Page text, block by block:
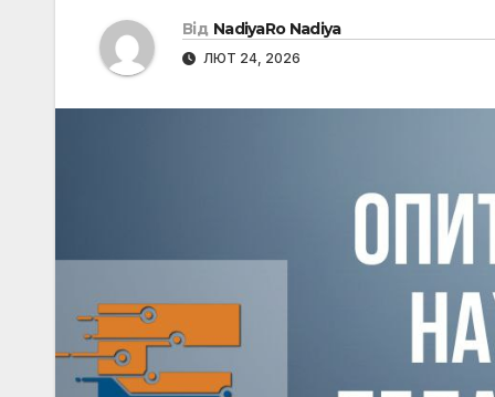
Від NadiyaRo Nadiya
ЛЮТ 24, 2026